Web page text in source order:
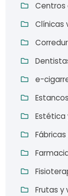
Centros
Clínicas
e-
Estancos
Estética
Frutas y